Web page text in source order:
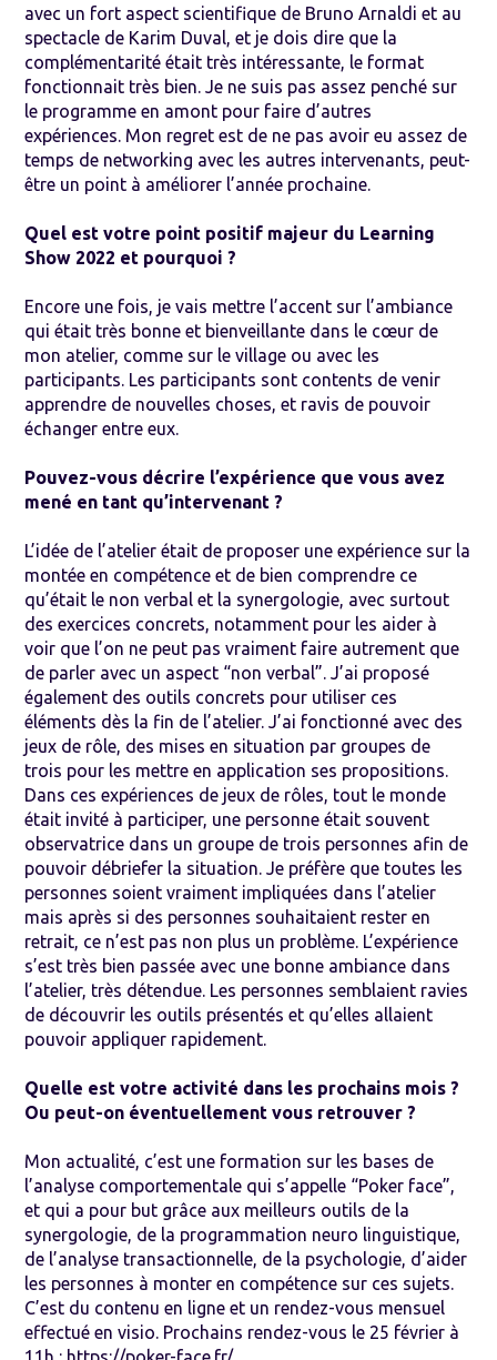
avec un fort aspect scientifique de Bruno Arnaldi et au
spectacle de Karim Duval, et je dois dire que la
complémentarité était très intéressante, le format
fonctionnait très bien. Je ne suis pas assez penché sur
le programme en amont pour faire d’autres
expériences. Mon regret est de ne pas avoir eu assez de
temps de networking avec les autres intervenants, peut-
être un point à améliorer l’année prochaine.
Quel est votre point positif majeur du Learning
Show 2022 et pourquoi ?
Encore une fois, je vais mettre l’accent sur l’ambiance
qui était très bonne et bienveillante dans le cœur de
mon atelier, comme sur le village ou avec les
participants. Les participants sont contents de venir
apprendre de nouvelles choses, et ravis de pouvoir
échanger entre eux.
Pouvez-vous décrire l’expérience que vous avez
mené en tant qu’intervenant ?
L’idée de l’atelier était de proposer une expérience sur la
montée en compétence et de bien comprendre ce
qu’était le non verbal et la synergologie, avec surtout
des exercices concrets, notamment pour les aider à
voir que l’on ne peut pas vraiment faire autrement que
de parler avec un aspect “non verbal”. J’ai proposé
également des outils concrets pour utiliser ces
éléments dès la fin de l’atelier. J’ai fonctionné avec des
jeux de rôle, des mises en situation par groupes de
trois pour les mettre en application ses propositions.
Dans ces expériences de jeux de rôles, tout le monde
était invité à participer, une personne était souvent
observatrice dans un groupe de trois personnes afin de
pouvoir débriefer la situation. Je préfère que toutes les
personnes soient vraiment impliquées dans l’atelier
mais après si des personnes souhaitaient rester en
retrait, ce n’est pas non plus un problème. L’expérience
s’est très bien passée avec une bonne ambiance dans
l’atelier, très détendue. Les personnes semblaient ravies
de découvrir les outils présentés et qu’elles allaient
pouvoir appliquer rapidement.
Quelle est votre activité dans les prochains mois ?
Ou peut-on éventuellement vous retrouver ?
Mon actualité, c’est une formation sur les bases de
l’analyse comportementale qui s’appelle “Poker face”,
et qui a pour but grâce aux meilleurs outils de la
synergologie, de la programmation neuro linguistique,
de l’analyse transactionnelle, de la psychologie, d’aider
les personnes à monter en compétence sur ces sujets.
C’est du contenu en ligne et un rendez-vous mensuel
effectué en visio. Prochains rendez-vous le 25 février à